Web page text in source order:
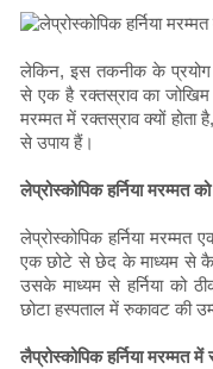
लेकिन, इस तकनीक के
से एक है रक्तस्राव का
मरम्मत में रक्तस्राव क्यों
से उपाय हैं।
लेप्रोस्कोपिक हर्निया मरम्मत
लेप्रोस्कोपिक हर्निया मरम्मत
एक छोटे से छेद के माध्यम से
उसके माध्यम से हर्निया को
छोटा हस्पताल में रुकावट की
लैप्रोस्कोपिक हर्निया मरम्मत